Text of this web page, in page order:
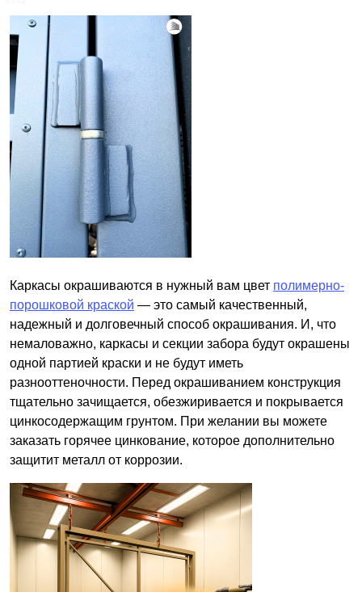
Каркасы окрашиваются в нужный вам цвет полимерно-
порошковой краской — это самый качественный,
надежный и долговечный способ окрашивания. И, что
немаловажно, каркасы и секции забора будут окрашены
одной партией краски и не будут иметь
разнооттеночности. Перед окрашиванием конструкция
тщательно зачищается, обезжиривается и покрывается
цинкосодержащим грунтом. При желании вы можете
заказать горячее цинкование, которое дополнительно
защитит металл от коррозии.